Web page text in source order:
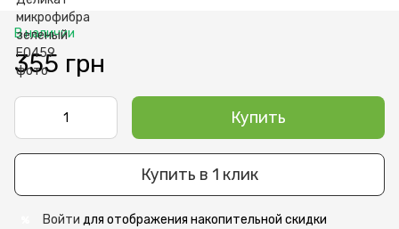
В наличии
355 грн
Купить
Купить в 1 клик
Войти для отображения накопительной скидки